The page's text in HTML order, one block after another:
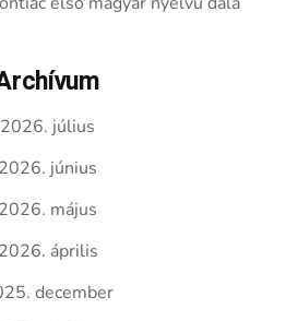
2026. július
2026. június
2026. május
2026. április
december